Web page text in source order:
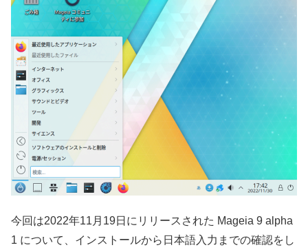
今回は2022年11月19日にリリースされた Mageia 9 alpha
1 について、インストールから日本語入力までの確認をし